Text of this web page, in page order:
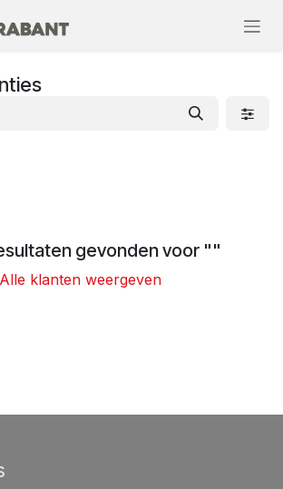
gevonden voor ""
Alle klanten weergeven